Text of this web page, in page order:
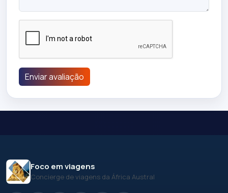
Enviar avaliação
Foco em viagens
Concierge de viagens da África Austral